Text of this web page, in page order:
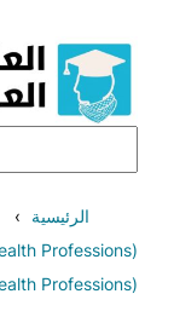
المحتوى
الرئيسية
(Health Professions)
(General Health Professions)